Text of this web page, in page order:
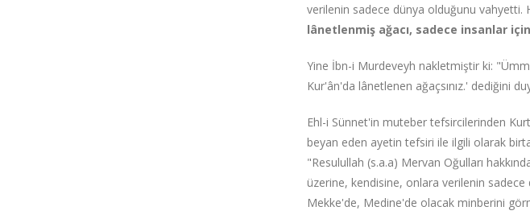
verilenin sadece dünya olduğunu vahyetti.
lânetlenmiş ağacı, sadece insanlar
Yine İbn-i Murdeveyh nakletmiştir ki:
Kur'ân'da lânetlenen ağaçsınız.' dediğini
Ehl-i Sünnet'in muteber tefsircilerinden
beyan eden ayetin tefsiri ile ilgili olarak
"Resulullah (s.a.a) Mervan Oğulları
üzerine, kendisine, onlara verilenin
Mekke'de, Medine'de olacak minberini